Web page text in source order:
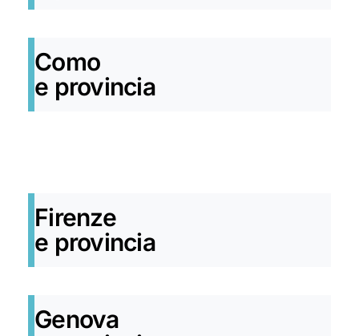
Como
e provincia
Firenze
e provincia
Genova